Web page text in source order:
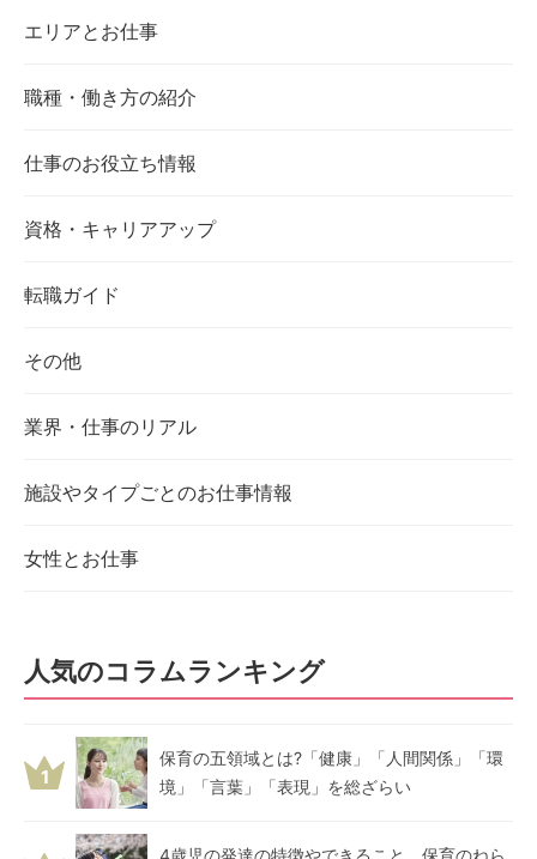
エリアとお仕事
職種・働き方の紹介
仕事のお役立ち情報
資格・キャリアアップ
転職ガイド
その他
業界・仕事のリアル
施設やタイプごとのお仕事情報
女性とお仕事
人気のコラムランキング
1
保育の五領域とは?「健康」「人間関係」「環
境」「言葉」「表現」を総ざらい
4歳児の発達の特徴やできること、保育のねら